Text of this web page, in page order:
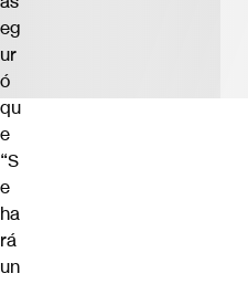
eg
ur
ó
qu
e
“S
e
ha
rá
un